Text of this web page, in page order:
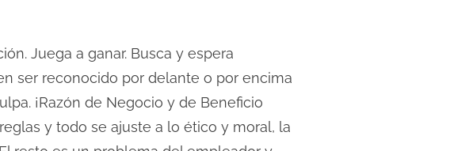
Juega a ganar. Busca y espera
ser reconocido por delante o por encima
¡Razón de Negocio y de Beneficio
y todo se ajuste a lo ético y moral, la